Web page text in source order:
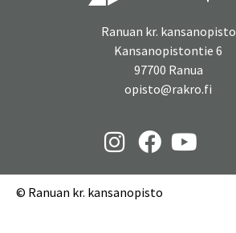
Ranuan kr. kansanopisto
Kansanopistontie 6
97700 Ranua
opisto@rakro.fi
© Ranuan kr. kansanopisto